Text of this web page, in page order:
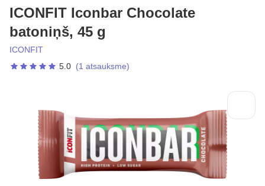
ICONFIT Iconbar Chocolate
batoniņš, 45 g
ICONFIT
5.0 (1 atsauksme)